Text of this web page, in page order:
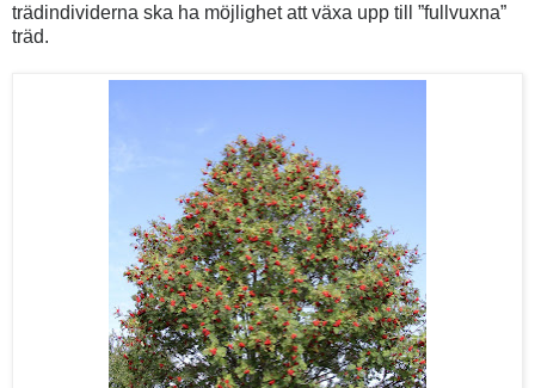
trädindividerna ska ha möjlighet att växa upp till ”fullvuxna”
träd.